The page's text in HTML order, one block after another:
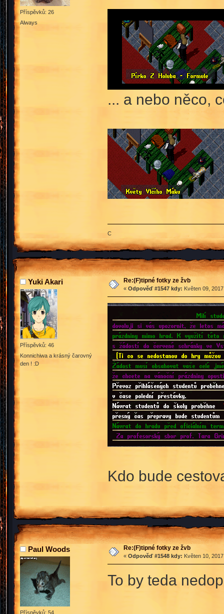
Příspěvků: 26
Always
... a nebo něco,
C
Yuki Akari
Příspěvků: 46
Konnichiwa a krásný čarovný
den ! :D
Re:(F)tipné fotky ze žvb
« Odpověď #1547 kdy: Květen 09,
Kdo bude
Paul Woods
Příspěvků: 54
Re:(F)tipné fotky ze žvb
« Odpověď #1548 kdy: Květen 10,
To by teda